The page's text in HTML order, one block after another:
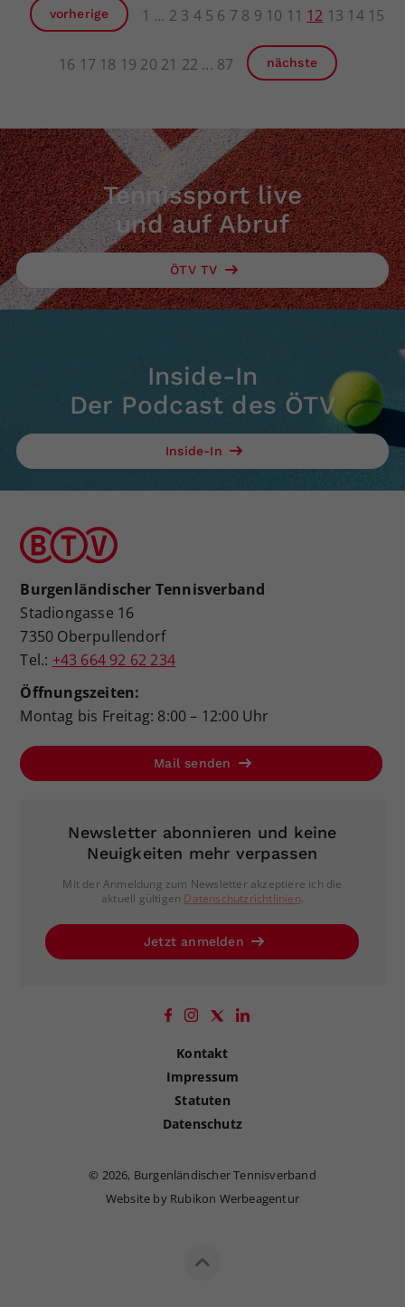
vorherige 1 2 3 4 5 6 7 8 9 10 11 12 13 14 15
16 17 18 19 20 21 22 87 nächste
Tennissport live
und auf Abruf
ÖTV TV
Inside-In
Der Podcast des ÖTV
Inside-In
Burgenländischer Tennisverband
Stadiongasse 16
7350 Oberpullendorf
Tel.: +43 664 92 62 234
Öffnungszeiten:
Montag bis Freitag: 8:00 – 12:00 Uhr
Mail senden
Newsletter abonnieren und keine
Neuigkeiten mehr verpassen
Mit der Anmeldung zum Newsletter akzeptiere ich die
aktuell gültigen Datenschutzrichtlinien.
Jetzt anmelden
Kontakt
Impressum
Statuten
Datenschutz
© 2026, Burgenländischer Tennisverband
Website by Rubikon Werbeagentur